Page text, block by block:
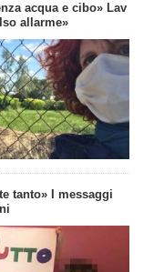
acqua e cibo» Lav
allarme»
tanto» I messaggi